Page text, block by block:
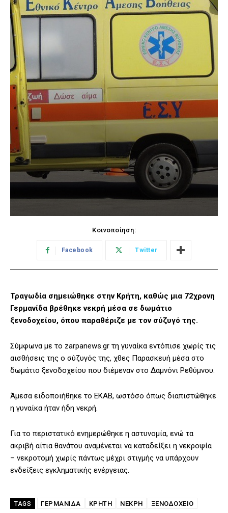
Κοινοποίηση:
Facebook Twitter
Τραγωδία σημειώθηκε στην Κρήτη, καθώς μια 72χρονη
Γερμανίδα βρέθηκε νεκρή μέσα σε δωμάτιο
ξενοδοχείου, όπου παραθέριζε με τον σύζυγό της.
Σύμφωνα με το zarpanews.gr τη γυναίκα εντόπισε χωρίς τις
αισθήσεις της ο σύζυγός της, χθες Παρασκευή μέσα στο
δωμάτιο ξενοδοχείου που διέμεναν στο Δαμνόνι Ρεθύμνου.
Άμεσα ειδοποιήθηκε το ΕΚΑΒ, ωστόσο όπως διαπιστώθηκε
η γυναίκα ήταν ήδη νεκρή.
Για το περιστατικό ενημερώθηκε η αστυνομία, ενώ τα
ακριβή αίτια θανάτου αναμένεται να καταδείξει η νεκροψία
– νεκροτομή χωρίς πάντως μέχρι στιγμής να υπάρχουν
ενδείξεις εγκληματικής ενέργειας.
TAGS ΓΕΡΜΑΝΙΔΑ ΚΡΗΤΗ ΝΕΚΡΗ ΞΕΝΟΔΟΧΕΙΟ